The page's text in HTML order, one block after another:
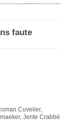
faute
Cuvelier,
Jente Crabbé,